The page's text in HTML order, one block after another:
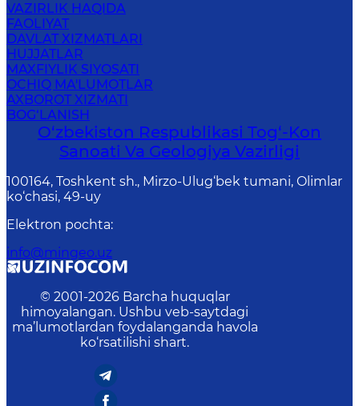
VAZIRLIK HAQIDA
FAOLIYAT
DAVLAT XIZMATLARI
HUJJATLAR
MAXFIYLIK SIYOSATI
OCHIQ MA'LUMOTLAR
AXBOROT XIZMATI
BOG‘LANISH
O‘zbekiston Respublikasi Tog‘-Kon
Sanoati Va Geologiya Vazirligi
100164, Toshkent sh., Mirzo-Ulug‘bek tumani, Olimlar
ko‘chasi, 49-uy
Elektron pochta:
info@mingeo.uz
© 2001-2026 Barcha huquqlar
himoyalangan. Ushbu veb-saytdagi
ma’lumotlardan foydalanganda havola
ko‘rsatilishi shart.